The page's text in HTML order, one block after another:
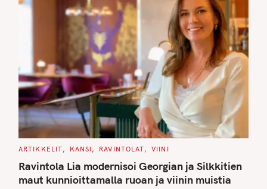
C
T
E
G
O
ARTIKKELIT KANSI RAVINTOLAT VIINI
Ravintola Lia modernisoi Georgian ja Silkkitien
maut kunnioittamalla ruoan ja viinin muistia